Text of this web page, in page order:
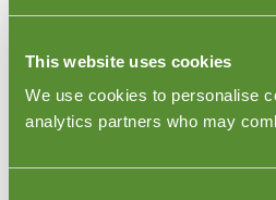
This website uses cookies
We use cookies to personalise
analytics partners who may